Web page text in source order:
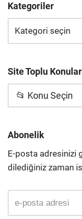
Kategoriler
Site Toplu Konular
📂 Konu Seçin
Abonelik
E-posta adresinizi
dilediğiniz zaman